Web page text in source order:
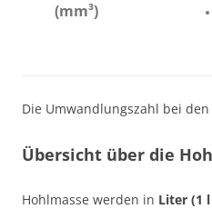
(mm³)
Die Umwandlungszahl bei
Übersicht über die
Hohlmasse werden in Liter (1 l